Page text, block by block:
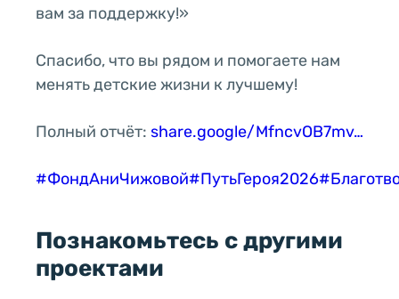
вам за поддержку!»
Спасибо, что вы рядом и помогаете нам
менять детские жизни к лучшему!
Полный отчёт: share.google/MfncvOB7mv…
#ФондАниЧижовой#ПутьГероя2026
Познакомьтесь с другими
проектами